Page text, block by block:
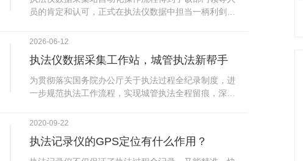
试行安检的首日，检查出10多把各类刀具和一把管制类
可以，能够保障急诊的快速通道顺畅就可以。
员的肯定和认可，正式在执法仪数据中担当一柄利剑。
步，首先执法仪数据采集站支持多台执法仪同时上传数
取目标对象，并同步到采集站中，此外设备具有断点续
传的功能，如果碰到网络故障，可以从已经上传或下载
的部分开始继续上传下载未完成的部分，而没有必要从
据和自动充电，方便执法人员下次直接使用，提高执法
仪数据效率。执法仪数据采集站还具有强大的数据存储
2026-06-12
执法仪数据采集工作站，城管执法新帮手
为贯彻落实国务院办公厅关于执法过程全纪录制度，进
一步规范执法工作流程，实现城管执法全程留痕，深入
手。执法记录仪是我们队员在路面执法的必备品，它忠
盾的发生。现在有了执法仪数据采集工作站，执法队员
的担忧便得到有效的解决。每个采集工作站可支持多台
2020-09-22
执法记录仪的GPS定位有什么作用？